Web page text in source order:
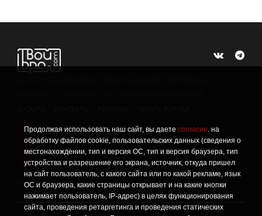
Продолжая использовать наш сайт, вы даете согласие. на
обработку файлов cookie, пользовательских данных (сведения о
местонахождении, тип и версия ОС, тип и версия браузера, тип
устройства и разрешение его экрана, источник, откуда пришел
на сайт пользователь, с какого сайта или по какой рекламе, язык
ОС и браузера, какие страницы открывает и на какие кнопки
нажимает пользователь, IP-адрес) в целях функционирования
сайта, проведения ретаргетинга и проведения статических
! Политика конфиденциальности
! Информация о проведении СОУТ
Данный сайт не предназначен для просмотра лицам
младше 16 лет.